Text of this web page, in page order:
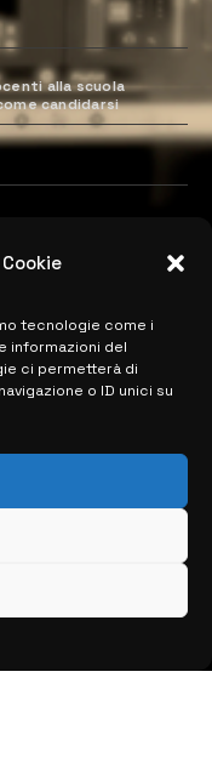
tecnologie come i
informazioni del
ci permetterà di
o ID unici su
alla scuola
candidarsi